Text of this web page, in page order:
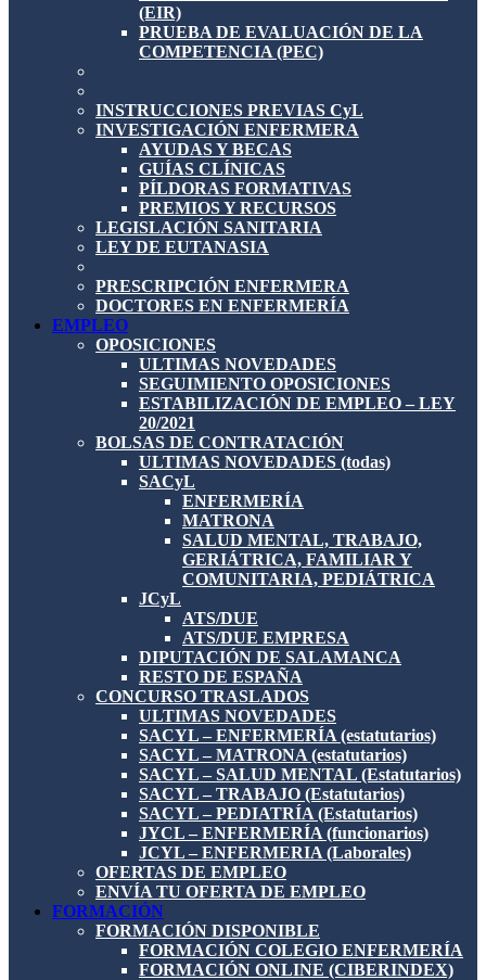
(EIR)
PRUEBA DE EVALUACIÓN DE LA
COMPETENCIA (PEC)
INSTRUCCIONES PREVIAS CyL
INVESTIGACIÓN ENFERMERA
AYUDAS Y BECAS
GUÍAS CLÍNICAS
PÍLDORAS FORMATIVAS
PREMIOS Y RECURSOS
LEGISLACIÓN SANITARIA
LEY DE EUTANASIA
PRESCRIPCIÓN ENFERMERA
DOCTORES EN ENFERMERÍA
EMPLEO
OPOSICIONES
ULTIMAS NOVEDADES
SEGUIMIENTO OPOSICIONES
ESTABILIZACIÓN DE EMPLEO – LEY
20/2021
BOLSAS DE CONTRATACIÓN
ULTIMAS NOVEDADES (todas)
SACyL
ENFERMERÍA
MATRONA
SALUD MENTAL, TRABAJO,
GERIÁTRICA, FAMILIAR Y
COMUNITARIA, PEDIÁTRICA
JCyL
ATS/DUE
ATS/DUE EMPRESA
DIPUTACIÓN DE SALAMANCA
RESTO DE ESPAÑA
CONCURSO TRASLADOS
ULTIMAS NOVEDADES
SACYL – ENFERMERÍA (estatutarios)
SACYL – MATRONA (estatutarios)
SACYL – SALUD MENTAL (Estatutarios)
SACYL – TRABAJO (Estatutarios)
SACYL – PEDIATRÍA (Estatutarios)
JYCL – ENFERMERÍA (funcionarios)
JCYL – ENFERMERIA (Laborales)
OFERTAS DE EMPLEO
ENVÍA TU OFERTA DE EMPLEO
FORMACIÓN
FORMACIÓN DISPONIBLE
FORMACIÓN COLEGIO ENFERMERÍA
FORMACIÓN ONLINE (CIBERINDEX)